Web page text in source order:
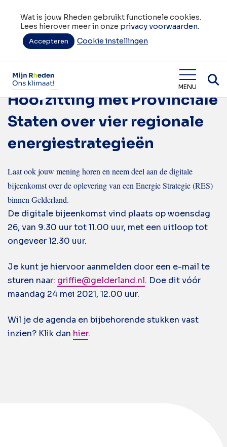
Wat is jouw Rheden gebruikt functionele cookies.
Lees hierover meer in onze privacy voorwaarden.
Accepteren Cookie instellingen
Wat is jouw Rheden MENU
Tag:regionale
energiestrategieën
Hoorzitting met Provinciale
Staten over vier regionale
energiestrategieën
Laat ook jouw mening horen en neem deel aan de digitale
bijeenkomst over de oplevering van een Energie Strategie (RES)
binnen Gelderland.
De digitale bijeenkomst vind plaats op woensdag
26, van 9.30 uur tot 11.00 uur, met een uitloop tot
ongeveer 12.30 uur.
Je kunt je hiervoor aanmelden door een e-mail te
sturen naar: griffie@gelderland.nl. Doe dit vóór
maandag 24 mei 2021, 12.00 uur.
Wil je de agenda en bijbehorende stukken vast
inzien? Klik dan hier.